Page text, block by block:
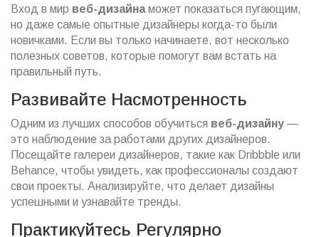
Вход в мир веб-дизайнаможет показаться пугающим,
но даже самые опытные дизайнеры когда-то были
новичками. Если вы только начинаете, вот несколько
полезных советов, которые помогут вам встать на
правильный путь.
Развивайте Насмотренность
Одним из лучших способов обучиться веб-дизайну —
это наблюдение за работами других дизайнеров.
Посещайте галереи дизайнеров, такие как Dribbble или
Behance, чтобы увидеть, как профессионалы создают
свои проекты. Анализируйте, что делает дизайны
успешными и узнавайте тренды.
Практикуйтесь Регулярно